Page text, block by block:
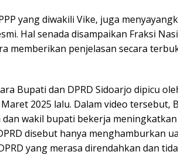
yang diwakili Vike, juga
Hal senada disampaikan Fraksi
memberikan penjelasan secara
Bupati dan DPRD Sidoarjo dipicu
2025 lalu. Dalam video tersebut,
wakil bupati bekerja
disebut hanya menghamburkan
yang merasa direndahkan dan